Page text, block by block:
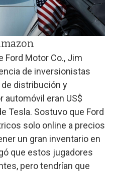
Ford Motor Co., Jim
de inversionistas
distribución y
automóvil eran US$
Tesla. Sostuvo que Ford
solo online a precios
un gran inventario en
que estos jugadores
pero tendrían que